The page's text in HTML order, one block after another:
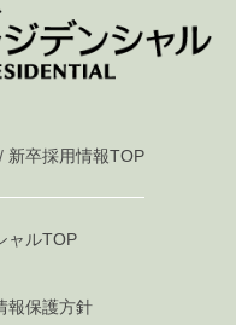
/ 新卒採用情報TOP
ャルTOP
報保護方針